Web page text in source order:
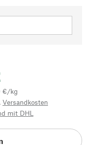
€/kg
Versandkosten
mit DHL